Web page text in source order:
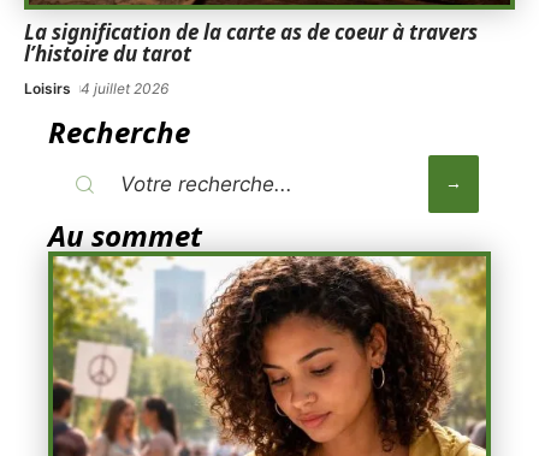
La signification de la carte as de coeur à travers
l’histoire du tarot
Loisirs 4 juillet 2026
Recherche
Au sommet